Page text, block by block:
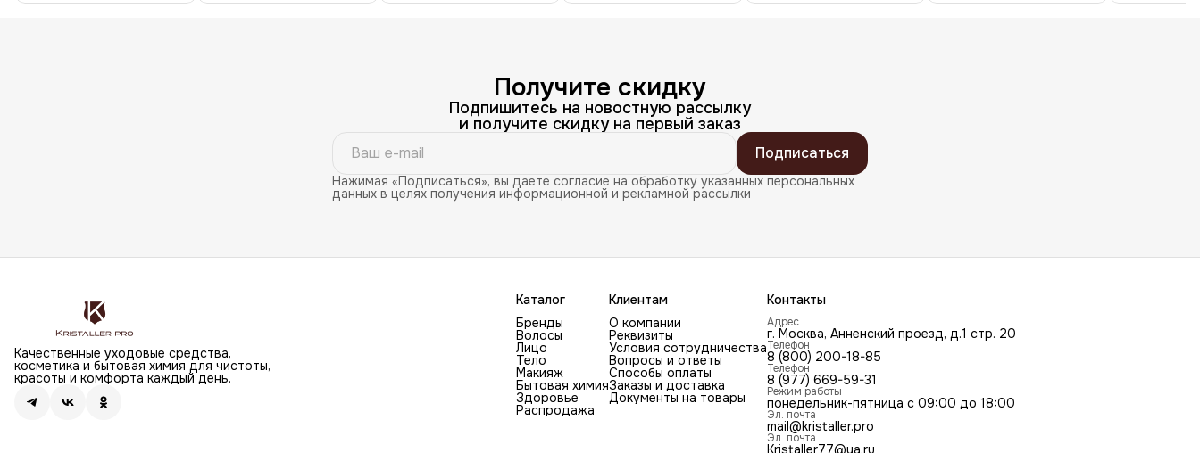
Получите скидку
Подпишитесь на новостную рассылку
и получите скидку на первый заказ
Подписаться
Нажимая «Подписаться», вы даете согласие на обработку указанных персональных
данных в целях получения информационной и рекламной рассылки
Качественные уходовые средства,
косметика и бытовая химия для чистоты,
красоты и комфорта каждый день.
Каталог
Бренды
Волосы
Лицо
Тело
Макияж
Бытовая химия
Здоровье
Распродажа
Клиентам
О компании
Реквизиты
Условия сотрудничества
Вопросы и ответы
Способы оплаты
Заказы и доставка
Документы на товары
Контакты
Адрес
г. Москва, Анненский проезд, д.1 стр. 20
Телефон
8 (800) 200-18-85
Телефон
8 (977) 669-59-31
Режим работы
понедельник-пятница с 09:00 до 18:00
Эл. почта
mail@kristaller.pro
Эл. почта
Kristaller77@ya.ru